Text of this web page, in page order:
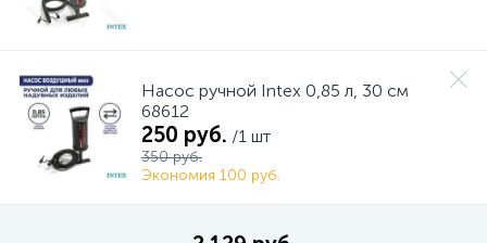
Насос ручной Intex 0,85 л, 30 см
68612
250 руб. /1 шт
350 руб.
Экономия 100 руб.